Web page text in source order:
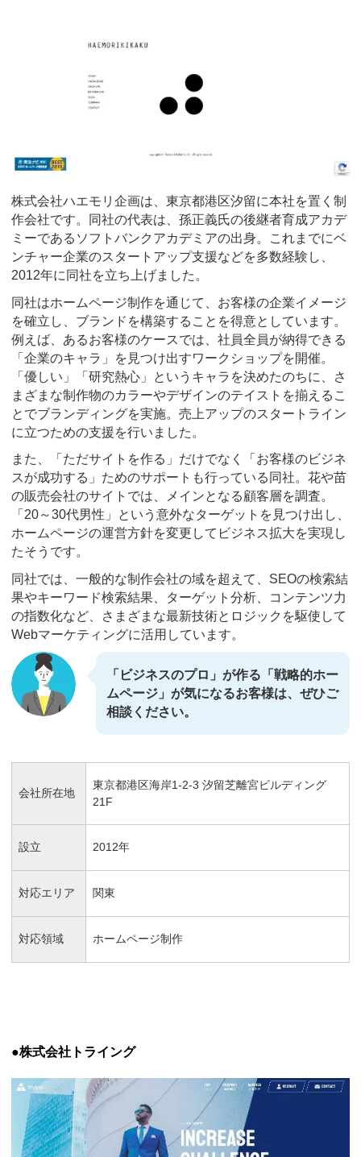
株式会社ハエモリ企画は、東京都港区汐留に本社を置く制
作会社です。同社の代表は、孫正義氏の後継者育成アカデ
ミーであるソフトバンクアカデミアの出身。これまでにベ
ンチャー企業のスタートアップ支援などを多数経験し、
2012年に同社を立ち上げました。
同社はホームページ制作を通じて、お客様の企業イメージ
を確立し、ブランドを構築することを得意としています。
例えば、あるお客様のケースでは、社員全員が納得できる
「企業のキャラ」を見つけ出すワークショップを開催。
「優しい」「研究熱心」というキャラを決めたのちに、さ
まざまな制作物のカラーやデザインのテイストを揃えるこ
とでブランディングを実施。売上アップのスタートライン
に立つための支援を行いました。
また、「ただサイトを作る」だけでなく「お客様のビジネ
スが成功する」ためのサポートも行っている同社。花や苗
の販売会社のサイトでは、メインとなる顧客層を調査。
「20～30代男性」という意外なターゲットを見つけ出し、
ホームページの運営方針を変更してビジネス拡大を実現し
たそうです。
同社では、一般的な制作会社の域を超えて、SEOの検索結
果やキーワード検索結果、ターゲット分析、コンテンツ力
の指数化など、さまざまな最新技術とロジックを駆使して
Webマーケティングに活用しています。
「ビジネスのプロ」が作る「戦略的ホー
ムページ」が気になるお客様は、ぜひご
相談ください。
会社所在地
東京都港区海岸1-2-3 汐留芝離宮ビルディング
21F
設立 2012年
対応エリア 関東
対応領域 ホームページ制作
●株式会社トライング